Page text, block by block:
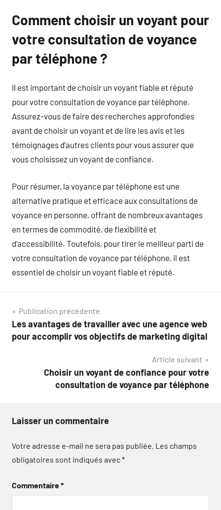
Comment choisir un voyant pour
votre consultation de voyance
par téléphone ?
Il est important de choisir un voyant fiable et réputé
pour votre consultation de voyance par téléphone.
Assurez-vous de faire des recherches approfondies
avant de choisir un voyant et de lire les avis et les
témoignages d’autres clients pour vous assurer que
vous choisissez un voyant de confiance.
Pour résumer, la voyance par téléphone est une
alternative pratique et efficace aux consultations de
voyance en personne, offrant de nombreux avantages
en termes de commodité, de flexibilité et
d’accessibilité. Toutefois, pour tirer le meilleur parti de
votre consultation de voyance par téléphone, il est
essentiel de choisir un voyant fiable et réputé.
Navigation
de
Publication précédente
Les avantages de travailler avec une agence web
pour accomplir vos objectifs de marketing digital
Article suivant
Choisir un voyant de confiance pour votre
consultation de voyance par téléphone
Laisser un commentaire
Votre adresse e-mail ne sera pas publiée. Les champs
obligatoires sont indiqués avec*
Commentaire*